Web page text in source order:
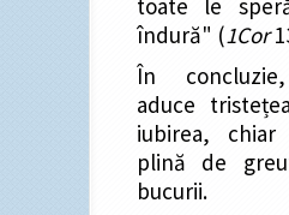
îndură" (1Cor
În
aduce
iubirea,
plină de
bucurii.